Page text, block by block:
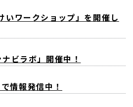
いワークショップ」を開催し
ビラボ」開催中！
情報発信中！